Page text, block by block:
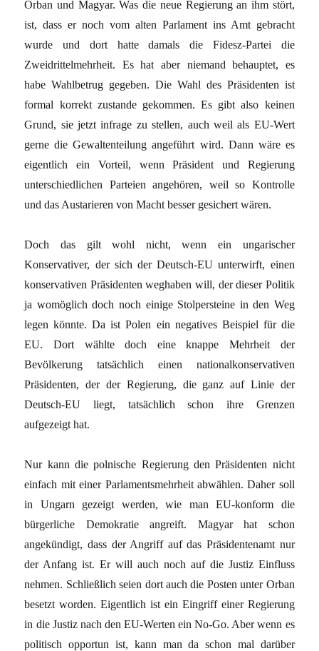
Orban und Magyar. Was die neue Regierung an ihm stört,
ist, dass er noch vom alten Parlament ins Amt gebracht
wurde und dort hatte damals die Fidesz-Partei die
Zweidrittelmehrheit. Es hat aber niemand behauptet, es
habe Wahlbetrug gegeben. Die Wahl des Präsidenten ist
formal korrekt zustande gekommen. Es gibt also keinen
Grund, sie jetzt infrage zu stellen, auch weil als EU-Wert
gerne die Gewaltenteilung angeführt wird. Dann wäre es
eigentlich ein Vorteil, wenn Präsident und Regierung
unterschiedlichen Parteien angehören, weil so Kontrolle
und das Austarieren von Macht besser gesichert wären.
Doch das gilt wohl nicht, wenn ein ungarischer
Konservativer, der sich der Deutsch-EU unterwirft, einen
konservativen Präsidenten weghaben will, der dieser Politik
ja womöglich doch noch einige Stolpersteine in den Weg
legen könnte. Da ist Polen ein negatives Beispiel für die
EU. Dort wählte doch eine knappe Mehrheit der
Bevölkerung tatsächlich einen nationalkonservativen
Präsidenten, der der Regierung, die ganz auf Linie der
Deutsch-EU liegt, tatsächlich schon ihre Grenzen
aufgezeigt hat.
Nur kann die polnische Regierung den Präsidenten nicht
einfach mit einer Parlamentsmehrheit abwählen. Daher soll
in Ungarn gezeigt werden, wie man EU-konform die
bürgerliche Demokratie angreift. Magyar hat schon
angekündigt, dass der Angriff auf das Präsidentenamt nur
der Anfang ist. Er will auch noch auf die Justiz Einfluss
nehmen. Schließlich seien dort auch die Posten unter Orban
besetzt worden. Eigentlich ist ein Eingriff einer Regierung
in die Justiz nach den EU-Werten ein No-Go. Aber wenn es
politisch opportun ist, kann man da schon mal darüber